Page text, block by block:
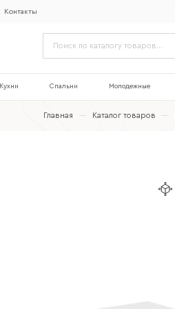
Контакты
Кухни Спальни Молодежные
Главная — Каталог товаров —